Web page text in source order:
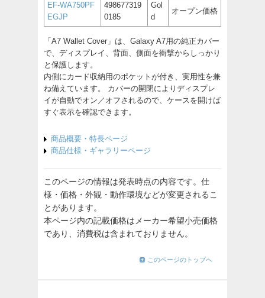
EF-WA750PF
EGJP
498677319
0185
Gol
d
オープン価格
「A7 Wallet Cover」は、Galaxy A7用の純正カバー
で、ディスプレイ、背面、側面を衝撃からしっかり
と保護します。
内側にカード収納用のポケットが付き、実用性を兼
ね備えています。 カバーの開閉によりディスプレ
イが自動でオン／オフされるので、ケースを開けば
すぐ表示を確認できます。
商品概要・特長ページ
商品仕様・ギャラリーページ
このページの情報は発表時点の内容です。仕
様・価格・外観・動作環境などが変更されるこ
とがあります。
本ページ内の記載価格はメーカー希望小売価格
であり、消費税は含まれておりません。
このページのトップへ